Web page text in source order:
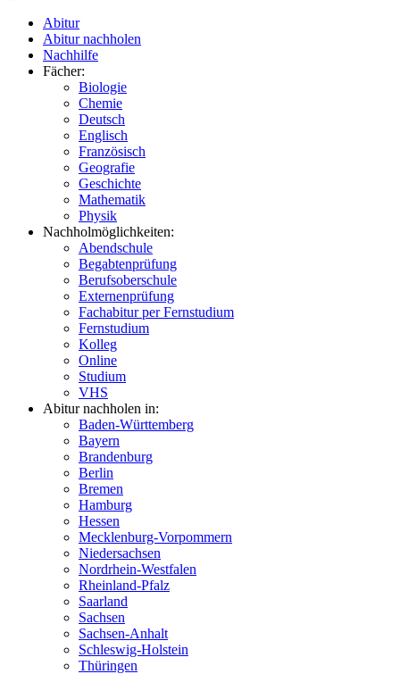
Abitur
Abitur nachholen
Nachhilfe
Fächer:
Biologie
Chemie
Deutsch
Englisch
Französisch
Geografie
Geschichte
Mathematik
Physik
Nachholmöglichkeiten:
Abendschule
Begabtenprüfung
Berufsoberschule
Externenprüfung
Fachabitur per Fernstudium
Fernstudium
Kolleg
Online
Studium
VHS
Abitur nachholen in:
Baden-Württemberg
Bayern
Brandenburg
Berlin
Bremen
Hamburg
Hessen
Mecklenburg-Vorpommern
Niedersachsen
Nordrhein-Westfalen
Rheinland-Pfalz
Saarland
Sachsen
Sachsen-Anhalt
Schleswig-Holstein
Thüringen